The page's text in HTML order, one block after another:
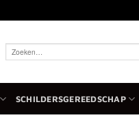
Zoeken
naar:
SCHILDERSGEREEDSCHAP